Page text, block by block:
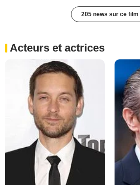
205 news sur ce film
Acteurs et actrices